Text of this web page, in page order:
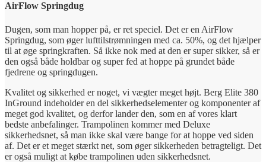
AirFlow Springdug
Dugen, som man hopper på, er ret speciel. Det er en AirFlow
Springdug, som øger lufttilstrømningen med ca. 50%, og det hjælper
til at øge springkraften. Så ikke nok med at den er super sikker, så er
den også både holdbar og super fed at hoppe på grundet både
fjedrene og springdugen.
Kvalitet og sikkerhed er noget, vi vægter meget højt. Berg Elite 380
InGround indeholder en del sikkerhedselementer og komponenter af
meget god kvalitet, og derfor lander den, som en af vores klart
bedste anbefalinger. Trampolinen kommer med Deluxe
sikkerhedsnet, så man ikke skal være bange for at hoppe ved siden
af. Det er et meget stærkt net, som øger sikkerheden betragteligt. Det
er også muligt at købe trampolinen uden sikkerhedsnet.